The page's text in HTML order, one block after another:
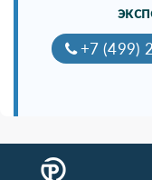
+7 (499)